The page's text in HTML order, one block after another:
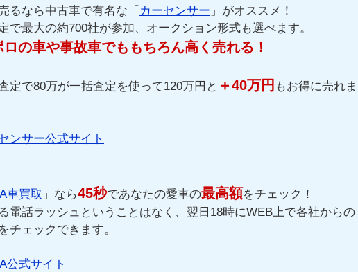
るなら中古車で有名な「 カーセンサー 」がオススメ！
で最大の約700社が参加、オークション形式も選べます。
ロの車や事故車でももちろん高く売れる！
定で80万が一括査定を使って120万円と ＋40万円 もお得に売れま
ンサー公式サイト
車買取 」なら45秒であなたの愛車の最高額をチェック！
電話ラッシュということはなく、翌日18時にWEB上で各社からの
チェックできます。
公式サイト